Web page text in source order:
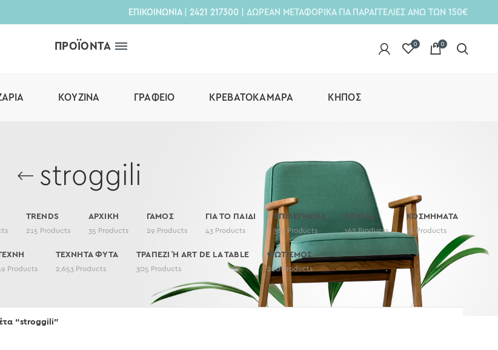
ΕΠΙΚΟΙΝΩΝΙΑ| 2421 217300 | ΔΩΡΕΑΝ ΜΕΤΑΦΟΡΙΚΑ ΓΙΑ ΠΑΡΑΓΓΕΛΙΕΣ ΑΝΩ ΤΩΝ 150€
ΠΡΟΪΟΝΤΑ 0 0
ΚΟΥΖΊΝΑ ΓΡΑΦΕΊΟ ΚΡΕΒΑΤΟΚΆΜΑΡΑ ΚΉΠΟΣ
stroggili
TRENDS
215 Products
ΑΡΧΙΚΗ
35 Products
ΓΑΜΟΣ
29 Products
ΓΙΑ ΤΟ ΠΑΙΔΙ
43 Products
ΕΠΙΛΕΓΜΕΝΑ
367 Products
ΕΠΙΠΛΑ
162 Products
ΚΟΣΜΗΜΑΤΑ
35 Products
Products
ΤΕΧΝΗΤΑ ΦΥΤΑ
2,653 Products
ΤΡΑΠΕΖΙ Ή ART DE LA TABLE
305 Products
ΦΩΤΙΣΜΟΣ
290 Products
“stroggili”